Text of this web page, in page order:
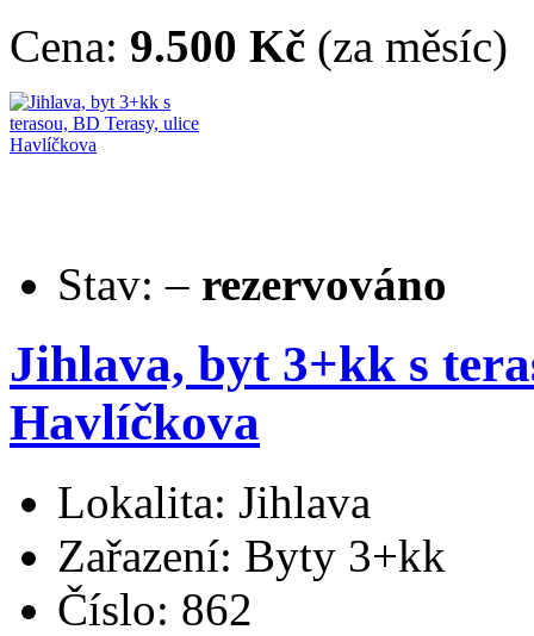
Cena: 9.500 Kč (za měsíc)
Stav: – rezervováno
Jihlava, byt 3+kk s
Havlíčkova
Lokalita: Jihlava
Zařazení: Byty 3+kk
Číslo: 862